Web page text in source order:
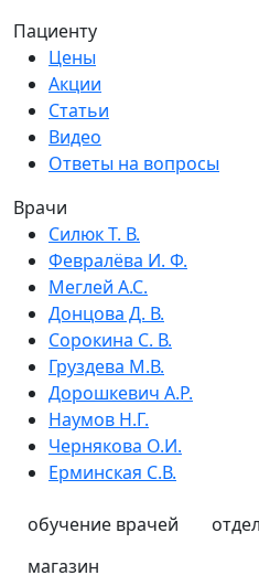
Пациенту
Цены
Акции
Статьи
Видео
Ответы на вопросы
Врачи
Силюк Т. В.
Февралёва И. Ф.
Меглей А.С.
Донцова Д. В.
Сорокина С. В.
Груздева М.В.
Дорошкевич А.Р.
Наумов Н.Г.
Чернякова О.И.
Ерминская С.В.
обучение врачей
магазин